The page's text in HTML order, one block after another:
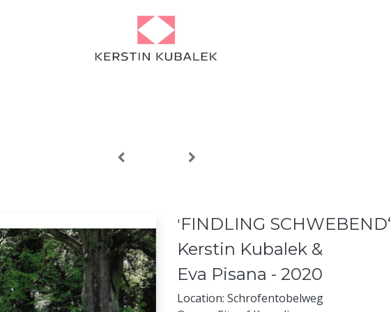
​'FINDLING SCHWEBEND‘
Kerstin Kubalek &
Eva Pisana - 2020
Location: Schrofentobelweg